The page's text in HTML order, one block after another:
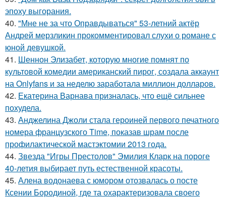
эпоху выгорания.
40. "Мне не за что Оправдываться" 53-летний актёр
Андрей мерзликин прокомментировал слухи о романе с
юной девушкой.
41. Шеннон Элизабет, которую многие помнят по
культовой комедии американский пирог, создала аккаунт
на Onlyfans и за неделю заработала миллион долларов.
42. Екатерина Варнава призналась, что ещё сильнее
похудела.
43. Анджелина Джоли стала героиней первого печатного
номера французского Time, показав шрам после
профилактической мастэктомии 2013 года.
44. Звезда "Игры Престолов" Эмилия Кларк на пороге
40-летия выбирает путь естественной красоты.
45. Алена водонаева с юмором отозвалась о посте
Ксении Бородиной, где та охарактеризовала своего